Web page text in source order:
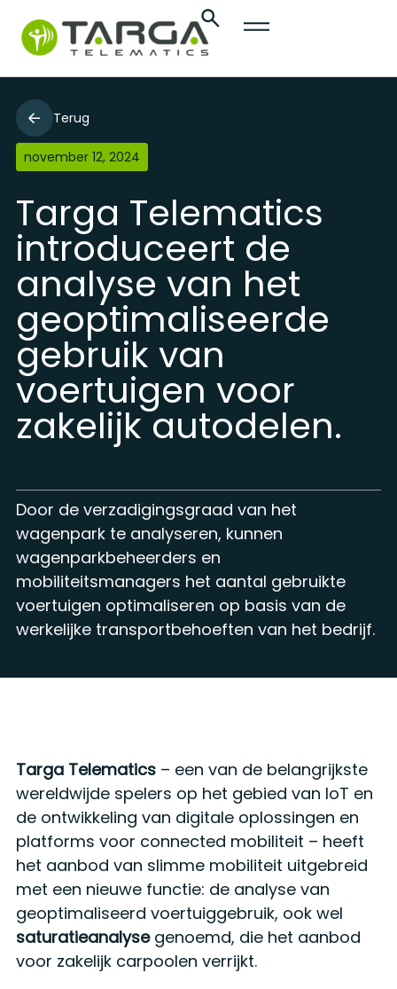
Terug
november 12, 2024
Targa Telematics
introduceert de
analyse van het
geoptimaliseerde
gebruik van
voertuigen voor
zakelijk autodelen.
Door de verzadigingsgraad van het
wagenpark te analyseren, kunnen
wagenparkbeheerders en
mobiliteitsmanagers het aantal gebruikte
voertuigen optimaliseren op basis van de
werkelijke transportbehoeften van het bedrijf.
Targa Telematics– een van de belangrijkste
wereldwijde spelers op het gebied van IoT en
de ontwikkeling van digitale oplossingen en
platforms voor connected mobiliteit – heeft
het aanbod van slimme mobiliteit uitgebreid
met een nieuwe functie: de analyse van
geoptimaliseerd voertuiggebruik, ook wel
saturatieanalysegenoemd, die het aanbod
voor zakelijk carpoolen verrijkt.